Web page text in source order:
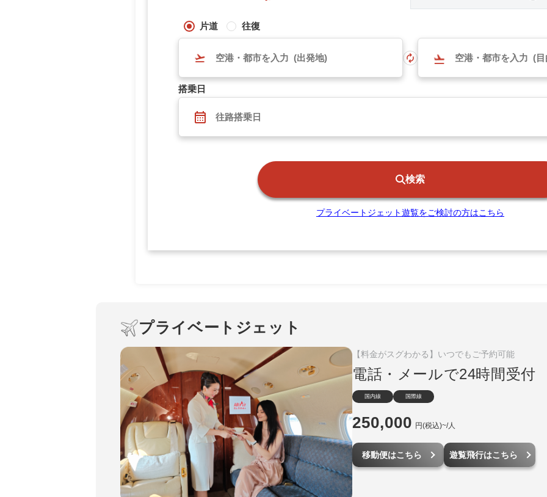
片道 往復
搭乗日
往路搭乗日
検索
プライベートジェット遊覧をご検討の方はこちら
プライベートジェット
【料金がスグわかる】いつでもご予約可能
電話・メールで24時間受付
国内線 国際線
250,000 円(税込)~/人
移動便はこちら 遊覧飛行はこちら